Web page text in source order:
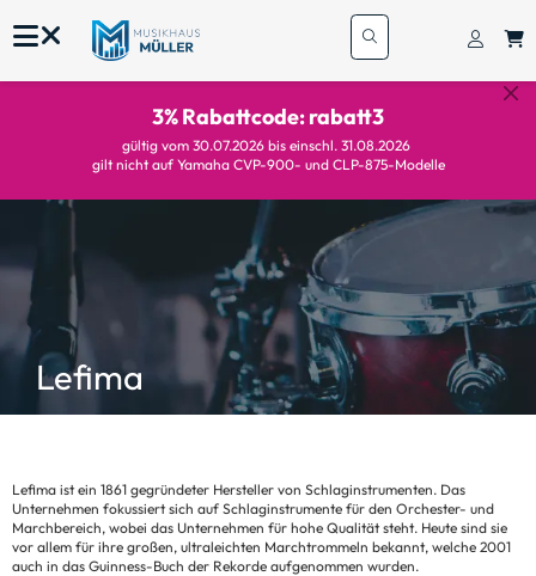
3% Rabattcode: rabatt3
gültig vom 30.07.2026 bis einschl. 31.08.2026
gilt nicht auf Yamaha CVP-900- und CLP-875-Modelle
Lefima
Lefima ist ein 1861 gegründeter Hersteller von Schlaginstrumenten. Das
Unternehmen fokussiert sich auf Schlaginstrumente für den Orchester- und
Marchbereich, wobei das Unternehmen für hohe Qualität steht. Heute sind sie
vor allem für ihre großen, ultraleichten Marchtrommeln bekannt, welche 2001
auch in das Guinness-Buch der Rekorde aufgenommen wurden.